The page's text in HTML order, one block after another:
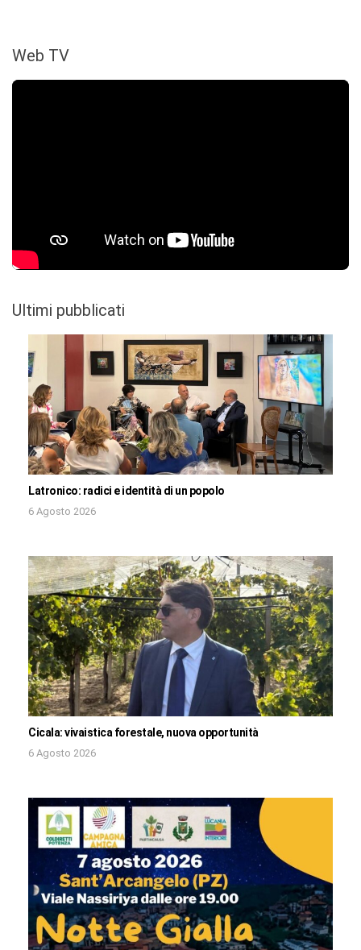
Web TV
Ultimi pubblicati
Latronico: radici e identità di un popolo
6 Agosto 2026
Cicala: vivaistica forestale, nuova opportunità
6 Agosto 2026